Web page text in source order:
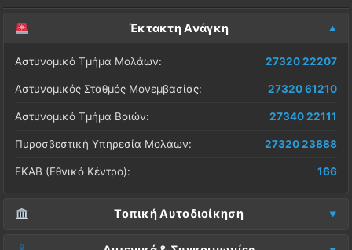
Έκτακτη Ανάγκη
Αστυνομικό Τμήμα Μολάων: 27320 22207
Αστυνομικός Σταθμός Μονεμβασίας: 27320 61210
Αστυνομικό Τμήμα Βοιών: 27340 22111
Πυροσβεστική Υπηρεσία Μολάων: 27320 23888
ΕΚΑΒ (Εθνικό Κέντρο): 166
Τοπική Αυτοδιοίκηση
Δήμος Μονεμβασίας (Έδρα):